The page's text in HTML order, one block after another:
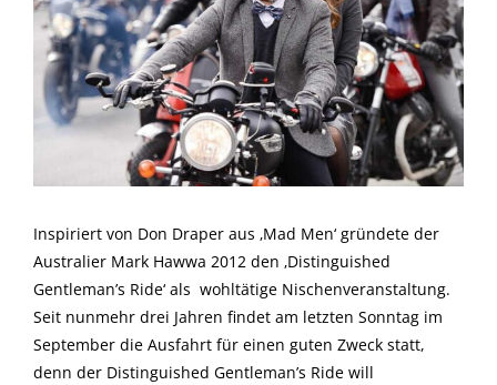
Inspiriert von Don Draper aus ‚Mad Men‘ gründete der
Australier Mark Hawwa 2012 den ‚Distinguished
Gentleman’s Ride‘ als wohltätige Nischenveranstaltung.
Seit nunmehr drei Jahren findet am letzten Sonntag im
September die Ausfahrt für einen guten Zweck statt,
denn der Distinguished Gentleman’s Ride will